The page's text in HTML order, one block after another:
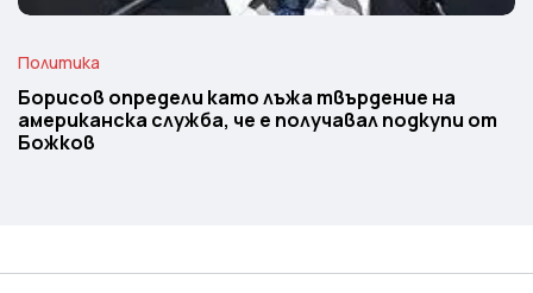
Политика
Борисов определи като лъжа твърдение на
американска служба, че е получавал подкупи от
Божков